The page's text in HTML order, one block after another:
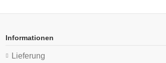
Informationen
Lieferung